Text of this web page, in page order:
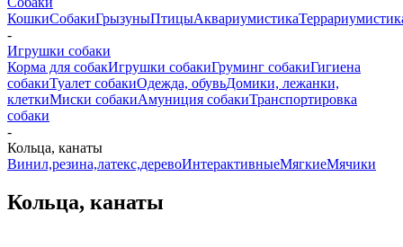
КошкиСобакиГрызуныПтицыАквариумистика
-
Игрушки собаки
Корма для собакИгрушки собакиГруминг собакиГигиена
собакиТуалет собакиОдежда, обувьДомики, лежанки,
клеткиМиски собакиАмуниция собакиТранспортировка
собаки
-
Кольца, канаты
Винил,резина,латекс,деревоИнтерактивныеМягкиеМячики
Кольца, канаты